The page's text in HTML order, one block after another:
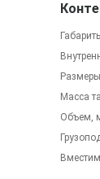
Масса
Объем,